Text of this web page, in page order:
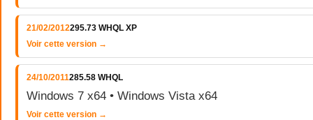
21/02/2012295.73 WHQL XP
Voir cette version →
24/10/2011285.58 WHQL
Windows 7 x64 • Windows Vista x64
Voir cette version →